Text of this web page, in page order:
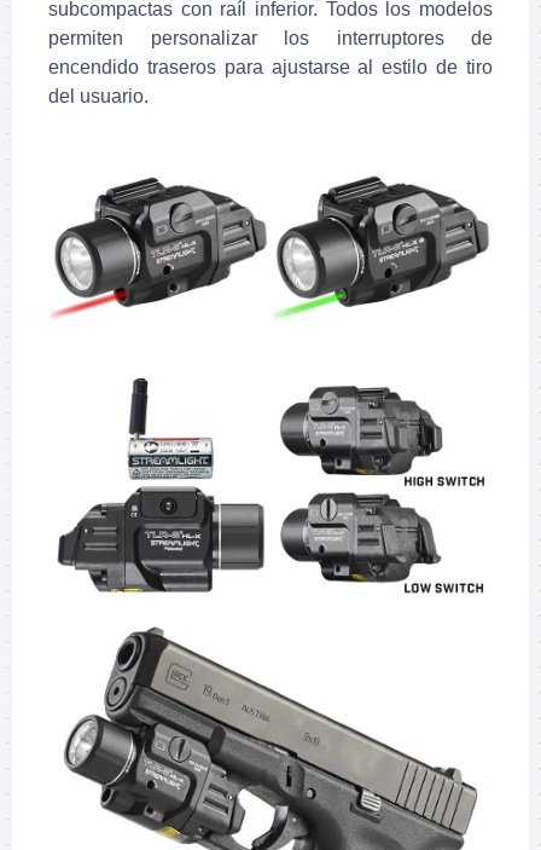
subcompactas con raíl inferior. Todos los modelos
permiten personalizar los interruptores de
encendido traseros para ajustarse al estilo de tiro
del usuario.